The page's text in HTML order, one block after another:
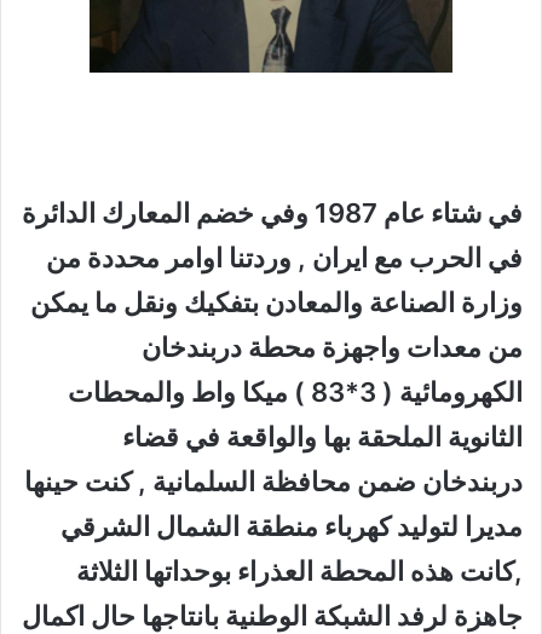
في شتاء عام 1987 وفي خضم المعارك الدائرة
في الحرب مع ايران , وردتنا اوامر محددة من
وزارة الصناعة والمعادن بتفكيك ونقل ما يمكن
من معدات واجهزة محطة دربندخان
الكهرومائية ( 3*83 ) ميكا واط والمحطات
الثانوية الملحقة بها والواقعة في قضاء
دربندخان ضمن محافظة السلمانية , كنت حينها
مديرا لتوليد كهرباء منطقة الشمال الشرقي
,كانت هذه المحطة العذراء بوحداتها الثلاثة
جاهزة لرفد الشبكة الوطنية بانتاجها حال اكمال